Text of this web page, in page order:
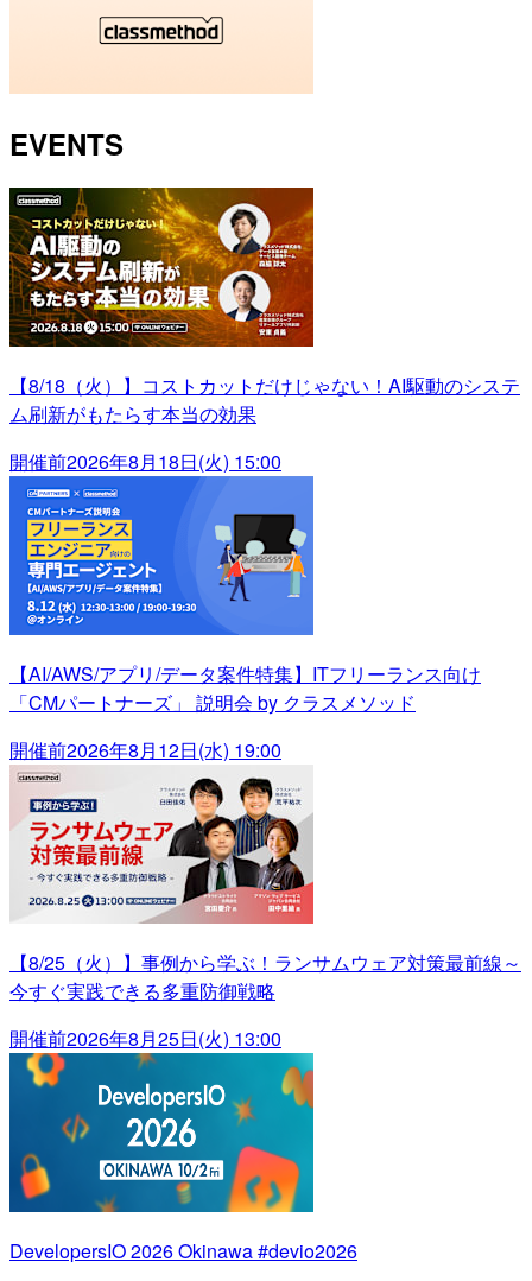
EVENTS
【8/18（火）】コストカットだけじゃない！AI駆動のシステ
ム刷新がもたらす本当の効果
開催前2026年8月18日(火) 15:00
【AI/AWS/アプリ/データ案件特集】ITフリーランス向け
「CMパートナーズ」 説明会 by クラスメソッド
開催前2026年8月12日(水) 19:00
【8/25（火）】事例から学ぶ！ランサムウェア対策最前線～
今すぐ実践できる多重防御戦略
開催前2026年8月25日(火) 13:00
DevelopersIO 2026 Okinawa #devio2026